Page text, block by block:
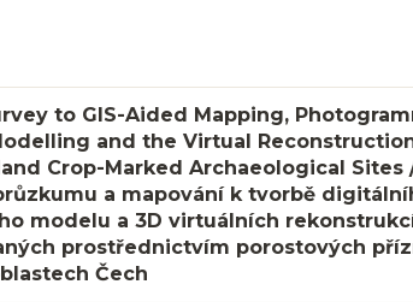
to GIS-Aided Mapping,
and the Virtual
Crop-Marked Archaeological Sites
a mapování k tvorbě
modelu a 3D virtuálních
prostřednictvím porostových
Čech